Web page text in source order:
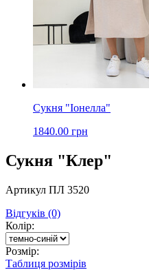
Сукня "Іонелла"
1840.00 грн
Сукня "Клер"
Артикул ПЛ 3520
Відгуків (0)
Колір:
Розмір:
Таблиця розмірів